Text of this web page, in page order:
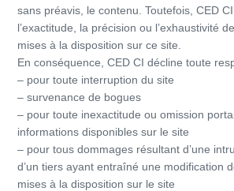
sans préavis, le contenu. Toutefois, CED
l’exactitude, la précision ou l’exhaustivité
mises à la disposition sur ce site.
En conséquence, CED CI décline toute
– pour toute interruption du site
– survenance de bogues
– pour toute inexactitude ou omission
informations disponibles sur le site
– pour tous dommages résultant d’une
d’un tiers ayant entraîné une modification
mises à la disposition sur le site